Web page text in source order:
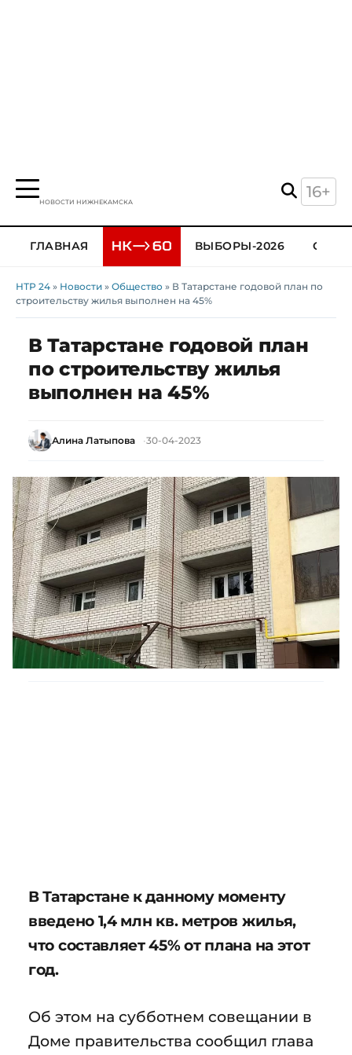
НОВОСТИ НИЖНЕКАМСКА
16+
ГЛАВНАЯ ВЫБОРЫ-2026
НТР 24 » Новости » Общество » В Татарстане годовой план по
строительству жилья выполнен на 45%
В Татарстане годовой план
по строительству жилья
выполнен на 45%
Алина Латыпова 30-04-2023
В Татарстане к данному моменту
введено 1,4 млн кв. метров жилья,
что составляет 45% от плана на этот
год.
Об этом на субботнем совещании в
Доме правительства сообщил глава